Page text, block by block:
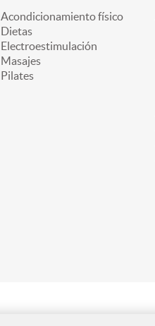
Acondicionamiento físico
Dietas
Electroestimulación
Masajes
Pilates